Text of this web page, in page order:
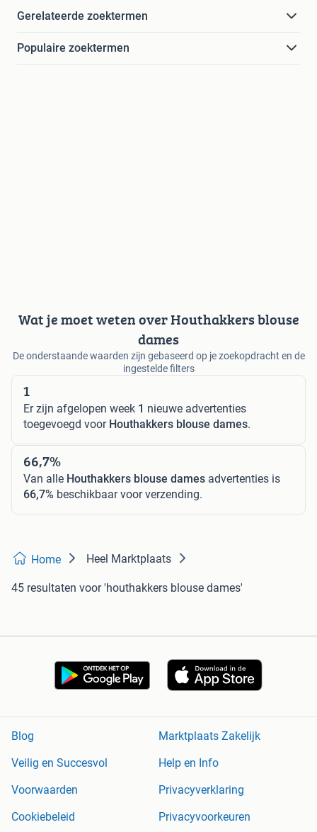
Gerelateerde zoektermen
Populaire zoektermen
Wat je moet weten over Houthakkers blouse
dames
De onderstaande waarden zijn gebaseerd op je zoekopdracht en de
ingestelde filters
1
Er zijn afgelopen week 1 nieuwe advertenties
toegevoegd voor Houthakkers blouse dames.
66,7%
Van alle Houthakkers blouse dames advertenties is
66,7% beschikbaar voor verzending.
Home Heel Marktplaats
45 resultaten voor 'houthakkers blouse dames'
Blog
Marktplaats Zakelijk
Veilig en Succesvol
Help en Info
Voorwaarden
Privacyverklaring
Cookiebeleid
Privacyvoorkeuren